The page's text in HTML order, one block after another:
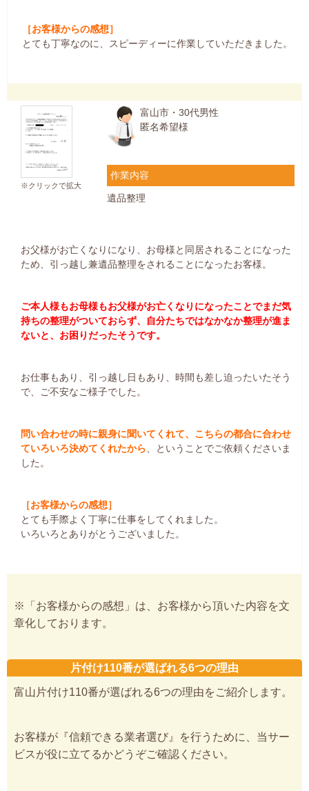
［お客様からの感想］
とても丁寧なのに、スピーディーに作業していただきました。
※クリックで拡大
富山市・30代男性
匿名希望様
作業内容
遺品整理
お父様がお亡くなりになり、お母様と同居されることになった
ため、引っ越し兼遺品整理をされることになったお客様。
ご本人様もお母様もお父様がお亡くなりになったことでまだ気
持ちの整理がついておらず、自分たちではなかなか整理が進ま
ないと、お困りだったそうです。
お仕事もあり、引っ越し日もあり、時間も差し迫ったいたそう
で、ご不安なご様子でした。
問い合わせの時に親身に聞いてくれて、こちらの都合に合わせ
ていろいろ決めてくれたから 、ということでご依頼くださいま
した。
［お客様からの感想］
とても手際よく丁寧に仕事をしてくれました。
いろいろとありがとうございました。
※「お客様からの感想」は、お客様から頂いた内容を文
章化しております。
片付け110番が選ばれる6つの理由
富山片付け110番が選ばれる6つの理由をご紹介します。
お客様が『信頼できる業者選び』を行うために、当サー
ビスが役に立てるかどうぞご確認ください。